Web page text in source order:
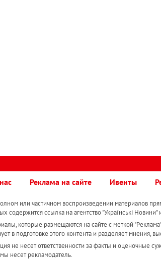
Реклама на сайте Ивенты
или частичном воспроизведении материалов
содержится ссылка на агентство "Українськi
которые размещаются на сайте с меткой
в подготовке этого контента и разделяет мнения,
не несет ответственности за факты и оценочные
несет рекламодатель.